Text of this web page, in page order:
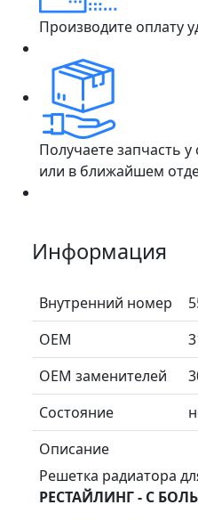
Производите оплату
Получаете запчасть
или в ближайшем
Информация
Внутренний номер
ОЕМ
ОЕМ заменителей
Состояние
Описание
Решетка радиатора
РЕСТАЙЛИНГ - С